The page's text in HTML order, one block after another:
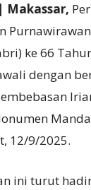
Makassar,
ke 66
dengan
12/9/2025.
ini turut